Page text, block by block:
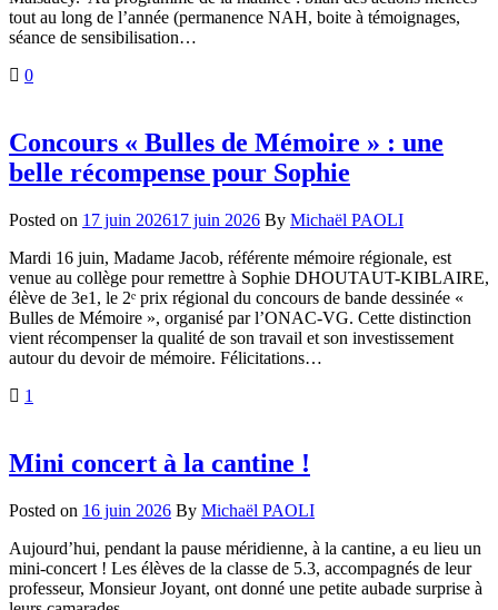
tout au long de l’année (permanence NAH, boite à témoignages,
séance de sensibilisation…
0
Concours « Bulles de Mémoire » : une
belle récompense pour Sophie
Posted on 17 juin 202617 juin 2026 By Michaël PAOLI
Mardi 16 juin, Madame Jacob, référente mémoire régionale, est
venue au collège pour remettre à Sophie DHOUTAUT-KIBLAIRE,
élève de 3e1, le 2ᵉ prix régional du concours de bande dessinée «
Bulles de Mémoire », organisé par l’ONAC-VG. Cette distinction
vient récompenser la qualité de son travail et son investissement
autour du devoir de mémoire. Félicitations…
1
Mini concert à la cantine !
Posted on 16 juin 2026 By Michaël PAOLI
Aujourd’hui, pendant la pause méridienne, à la cantine, a eu lieu un
mini-concert ! Les élèves de la classe de 5.3, accompagnés de leur
professeur, Monsieur Joyant, ont donné une petite aubade surprise à